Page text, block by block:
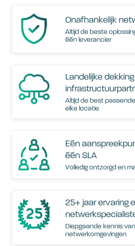
Onafhankelijk
Altijd de beste
één leverancier
Landelijke
Altijd de best
elke locatie
Eén
één SLA
Volledig ontzorgd en
25+ jaar ervaring
Diepgaande kennis
netwerkomgevingen